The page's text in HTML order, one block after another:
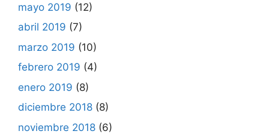
mayo 2019 (12)
abril 2019 (7)
marzo 2019 (10)
febrero 2019 (4)
enero 2019 (8)
diciembre 2018 (8)
noviembre 2018 (6)